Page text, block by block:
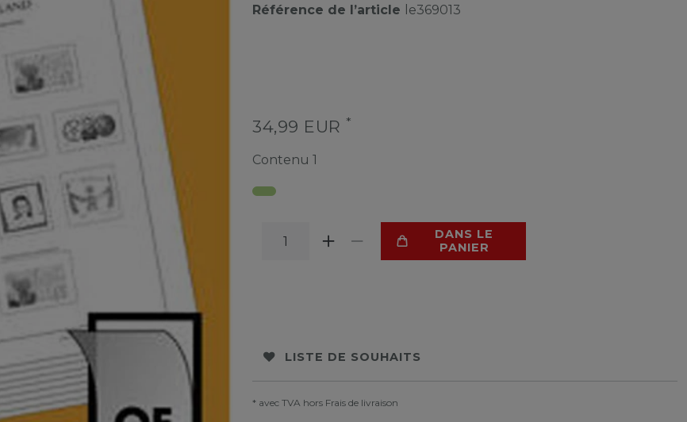
Référence de l’article le369013
34,99 EUR *
Contenu 1
DANS LE
PANIER
LISTE DE SOUHAITS
* avec TVA hors Frais de livraison